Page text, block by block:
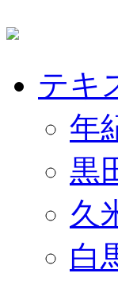
テキ
年
黒
久
白